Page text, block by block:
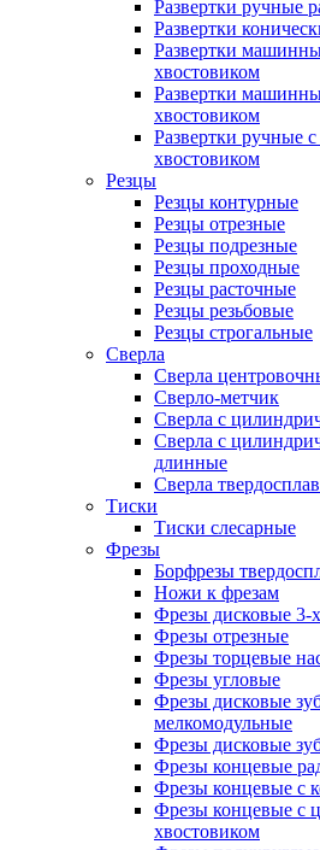
Развертки ручные
Развертки
Развертки
хвостовиком
Развертки
хвостовиком
Развертки ручные
хвостовиком
Резцы
Резцы контурные
Резцы отрезные
Резцы подрезные
Резцы проходные
Резцы расточные
Резцы резьбовые
Резцы строгальные
Сверла
Сверла
Сверло-метчик
Сверла с
Сверла с
длинные
Сверла
Тиски
Тиски слесарные
Фрезы
Борфрезы
Ножи к фрезам
Фрезы дисковые 3-
Фрезы отрезные
Фрезы торцевые
Фрезы угловые
Фрезы дисковые
мелкомодульные
Фрезы дисковые
Фрезы концевые
Фрезы концевые с
Фрезы концевые с
хвостовиком